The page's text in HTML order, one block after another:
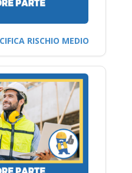
RISCHIO MEDIO